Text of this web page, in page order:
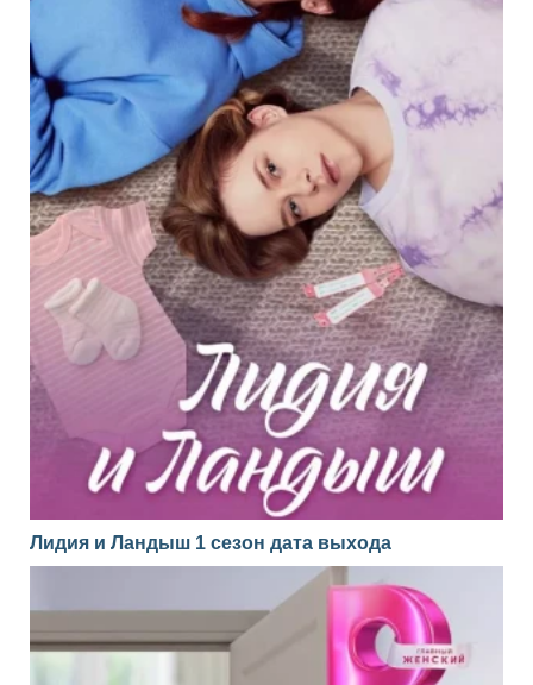
Лидия и Ландыш 1 сезон дата выхода